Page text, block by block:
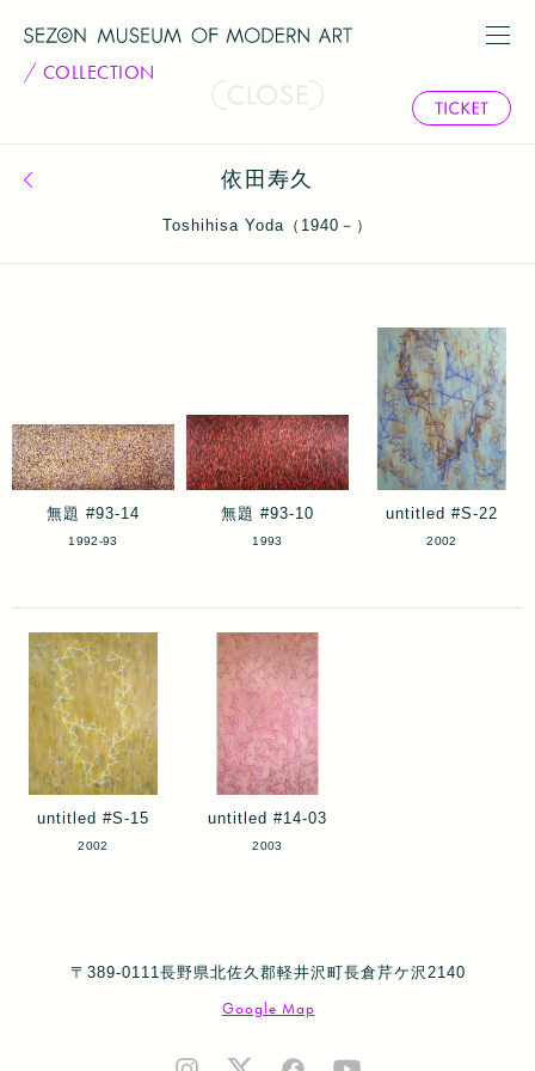
COLLECTION
コレクション一覧へ戻る依田寿久
Toshihisa Yoda（1940－）
無題 #93-14
1992-93
無題 #93-10
1993
untitled #S-22
2002
untitled #S-15
2002
untitled #14-03
2003
〒389-0111長野県北佐久郡軽井沢町長倉芹ケ沢2140
Google Map